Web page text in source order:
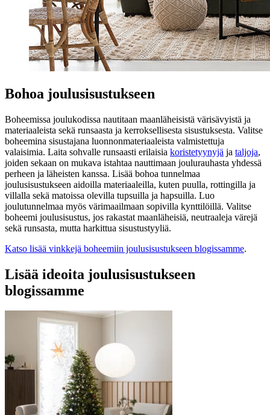
Bohoa joulusisustukseen
Boheemissa joulukodissa nautitaan maanläheisistä värisävyistä ja
materiaaleista sekä runsaasta ja kerroksellisesta sisustuksesta. Valitse
boheemina sisustajana luonnonmateriaaleista valmistettuja
valaisimia. Laita sohvalle runsaasti erilaisia koristetyynyjä ja taljoja,
joiden sekaan on mukava istahtaa nauttimaan joulurauhasta yhdessä
perheen ja läheisten kanssa. Lisää bohoa tunnelmaa
joulusisustukseen aidoilla materiaaleilla, kuten puulla, rottingilla ja
villalla sekä matoissa olevilla tupsuilla ja hapsuilla. Luo
joulutunnelmaa myös värimaailmaan sopivilla kynttilöillä. Valitse
boheemi joulusisustus, jos rakastat maanläheisiä, neutraaleja värejä
sekä runsasta, mutta harkittua sisustustyyliä.
Katso lisää vinkkejä boheemiin joulusisustukseen blogissamme.
Lisää ideoita joulusisustukseen
blogissamme